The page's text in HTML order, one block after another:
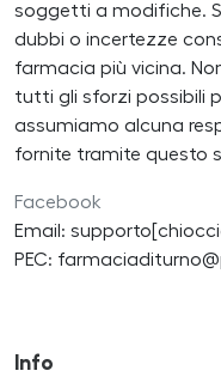
soggetti a modifiche.
dubbi o incertezze
farmacia più vicina.
tutti gli sforzi possibili
assumiamo alcuna
fornite tramite questo
Facebook
Email:
PEC:
Info